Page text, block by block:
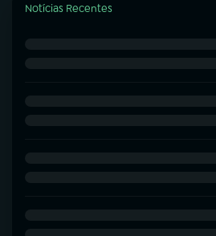
Notícias Recentes